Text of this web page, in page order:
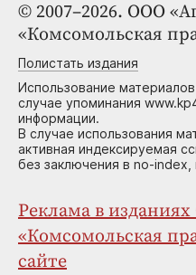
© 2007–2026. ООО
«Комсомольская
Полистать издания
Использование
случае упоминания
информации.
В случае использования
активная индексируемая
без заключения в no-
Реклама в
«Комсомольская
сайте